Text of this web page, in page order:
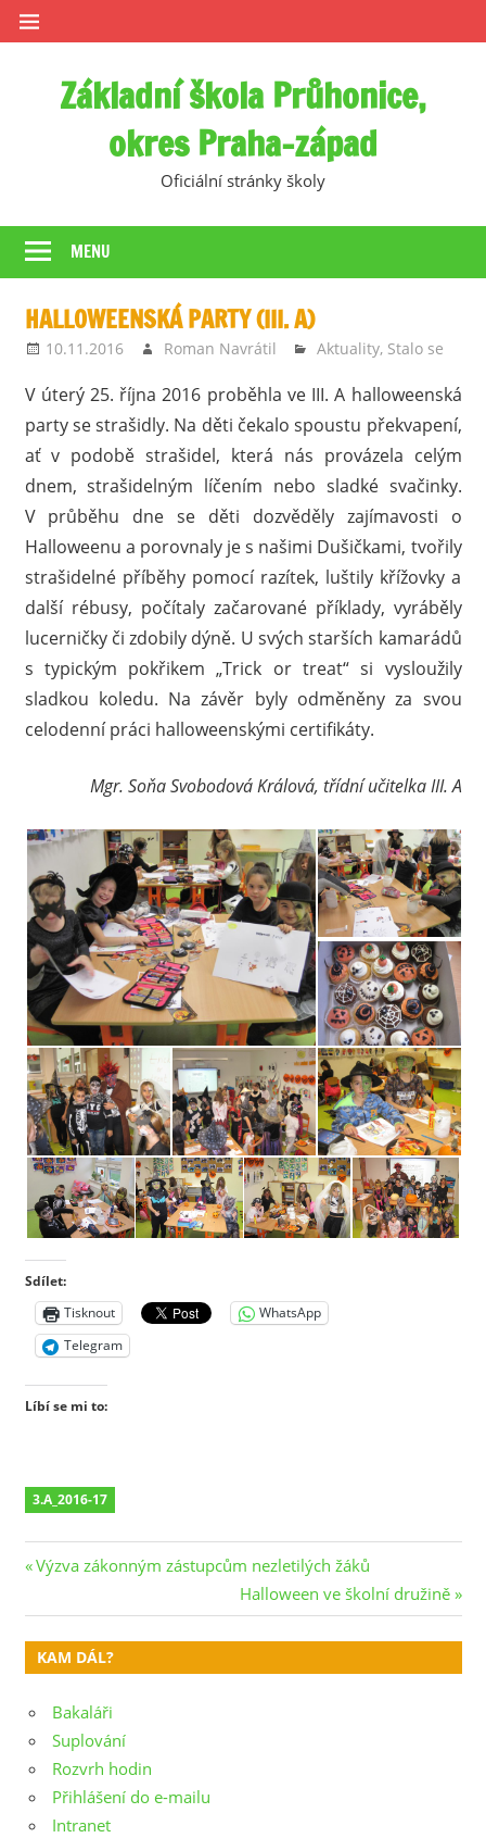
Skip
to
Základní škola Průhonice,
okres Praha-západ
Oficiální stránky školy
MENU
HALLOWEENSKÁ PARTY (III. A)
10.11.2016 Roman Navrátil Aktuality, Stalo se
V úterý 25. října 2016 proběhla ve III. A halloweenská
party se strašidly. Na děti čekalo spoustu překvapení,
ať v podobě strašidel, která nás provázela celým
dnem, strašidelným líčením nebo sladké svačinky.
V průběhu dne se děti dozvěděly zajímavosti o
Halloweenu a porovnaly je s našimi Dušičkami, tvořily
strašidelné příběhy pomocí razítek, luštily křížovky a
další rébusy, počítaly začarované příklady, vyráběly
lucerničky či zdobily dýně. U svých starších kamarádů
s typickým pokřikem „Trick or treat“ si vysloužily
sladkou koledu. Na závěr byly odměněny za svou
celodenní práci halloweenskými certifikáty.
Mgr. Soňa Svobodová Králová, třídní učitelka III. A
Sdílet:
Tisknout
WhatsApp
Telegram
Líbí se mi to:
3.A_2016-17
Navigace
pro
příspěvek
Previous
Výzva zákonným zástupcům nezletilých žáků
Next
Post:
Halloween ve školní družině
KAM DÁL?
Bakaláři
Suplování
Rozvrh hodin
Přihlášení do e-mailu
Intranet